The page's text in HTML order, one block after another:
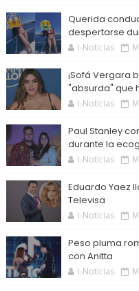
Querida
despertarse
I-Noticias
¡Sofá Vergara
"absurda" que
I-Noticias
Paul Stanley
durante la
I-Noticias
Eduardo Yaez
Televisa
I-Noticias
Peso pluma
con Anitta
I-Noticias